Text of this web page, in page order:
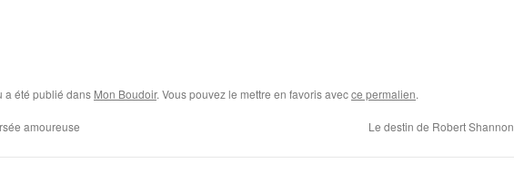
a été publié dans Mon Boudoir. Vous pouvez le mettre en favoris avecce permalien.
amoureuse Le destin de Robert Shannon